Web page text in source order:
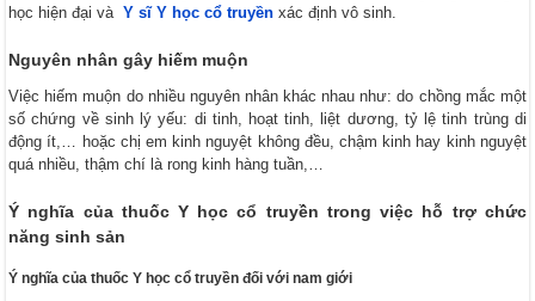
học hiện đại và Y sĩ Y học cổ truyền xác định vô sinh.
Nguyên nhân gây hiếm muộn
Việc hiếm muộn do nhiều nguyên nhân khác nhau như: do chồng mắc một
số chứng về sinh lý yếu: di tinh, hoạt tinh, liệt dương, tỷ lệ tinh trùng di
động ít,… hoặc chị em kinh nguyệt không đều, chậm kinh hay kinh nguyệt
quá nhiều, thậm chí là rong kinh hàng tuần,…
Ý nghĩa của thuốc Y học cổ truyền trong việc hỗ trợ chức
năng sinh sản
Ý nghĩa của thuốc Y học cổ truyền đối với nam giới